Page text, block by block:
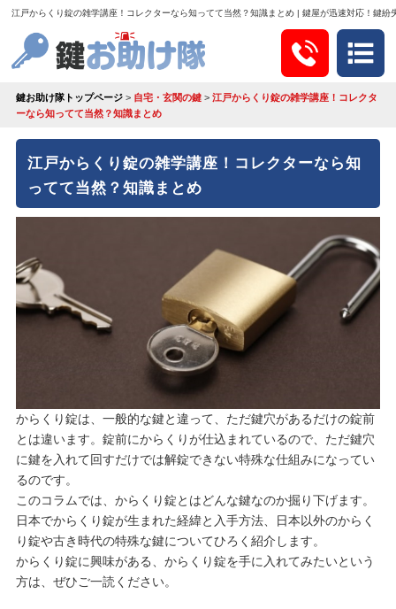
江戸からくり錠の雑学講座！コレクターなら知ってて当然？知識まとめ | 鍵屋が迅速対応！鍵
鍵お助け隊トップページ> 自宅・玄関の鍵> 江戸からくり錠の雑学講座！コレクタ
ーなら知ってて当然？知識まとめ
江戸からくり錠の雑学講座！コレクターなら知
ってて当然？知識まとめ
からくり錠は、一般的な鍵と違って、ただ鍵穴があるだけの錠前
とは違います。錠前にからくりが仕込まれているので、ただ鍵穴
に鍵を入れて回すだけでは解錠できない特殊な仕組みになってい
るのです。
このコラムでは、からくり錠とはどんな鍵なのか掘り下げます。
日本でからくり錠が生まれた経緯と入手方法、日本以外のからく
り錠や古き時代の特殊な鍵についてひろく紹介します。
からくり錠に興味がある、からくり錠を手に入れてみたいという
方は、ぜひご一読ください。